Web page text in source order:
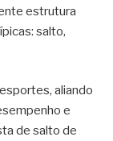
estrutura
salto,
aliando
e
de salto de